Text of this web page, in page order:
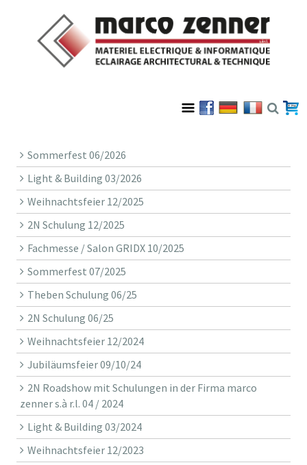
Sommerfest 06/2026
Light & Building 03/2026
Weihnachtsfeier 12/2025
2N Schulung 12/2025
Fachmesse / Salon GRIDX 10/2025
Sommerfest 07/2025
Theben Schulung 06/25
2N Schulung 06/25
Weihnachtsfeier 12/2024
Jubiläumsfeier 09/10/24
2N Roadshow mit Schulungen in der Firma marco
zenner s.à r.l. 04 / 2024
Light & Building 03/2024
Weihnachtsfeier 12/2023